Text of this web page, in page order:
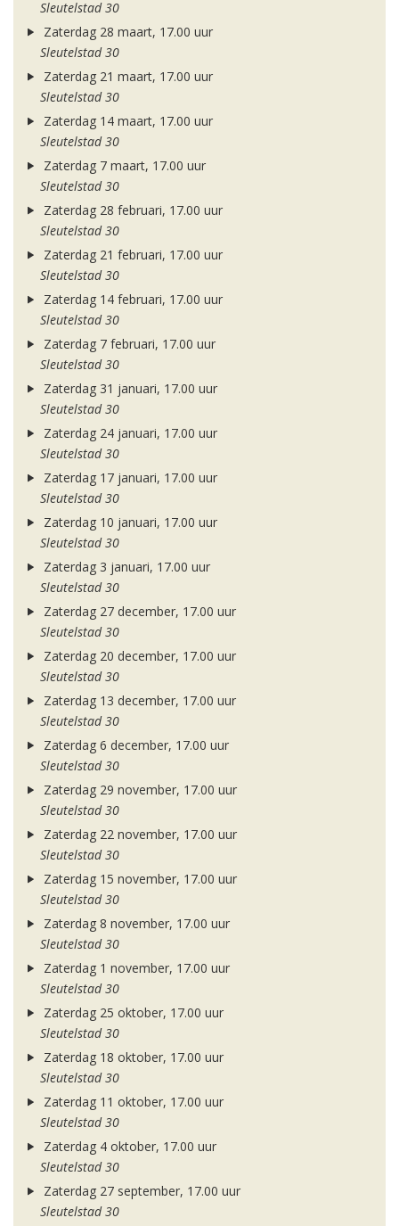
Sleutelstad 30
Zaterdag 28 maart, 17.00 uur
Sleutelstad 30
Zaterdag 21 maart, 17.00 uur
Sleutelstad 30
Zaterdag 14 maart, 17.00 uur
Sleutelstad 30
Zaterdag 7 maart, 17.00 uur
Sleutelstad 30
Zaterdag 28 februari, 17.00 uur
Sleutelstad 30
Zaterdag 21 februari, 17.00 uur
Sleutelstad 30
Zaterdag 14 februari, 17.00 uur
Sleutelstad 30
Zaterdag 7 februari, 17.00 uur
Sleutelstad 30
Zaterdag 31 januari, 17.00 uur
Sleutelstad 30
Zaterdag 24 januari, 17.00 uur
Sleutelstad 30
Zaterdag 17 januari, 17.00 uur
Sleutelstad 30
Zaterdag 10 januari, 17.00 uur
Sleutelstad 30
Zaterdag 3 januari, 17.00 uur
Sleutelstad 30
Zaterdag 27 december, 17.00 uur
Sleutelstad 30
Zaterdag 20 december, 17.00 uur
Sleutelstad 30
Zaterdag 13 december, 17.00 uur
Sleutelstad 30
Zaterdag 6 december, 17.00 uur
Sleutelstad 30
Zaterdag 29 november, 17.00 uur
Sleutelstad 30
Zaterdag 22 november, 17.00 uur
Sleutelstad 30
Zaterdag 15 november, 17.00 uur
Sleutelstad 30
Zaterdag 8 november, 17.00 uur
Sleutelstad 30
Zaterdag 1 november, 17.00 uur
Sleutelstad 30
Zaterdag 25 oktober, 17.00 uur
Sleutelstad 30
Zaterdag 18 oktober, 17.00 uur
Sleutelstad 30
Zaterdag 11 oktober, 17.00 uur
Sleutelstad 30
Zaterdag 4 oktober, 17.00 uur
Sleutelstad 30
Zaterdag 27 september, 17.00 uur
Sleutelstad 30